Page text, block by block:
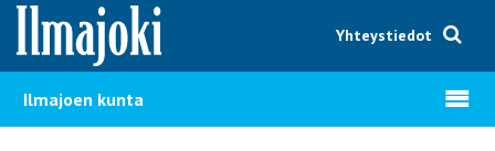
Hyppää sisältöön
Yhteystiedot
Ilmajoen kunta Avaa